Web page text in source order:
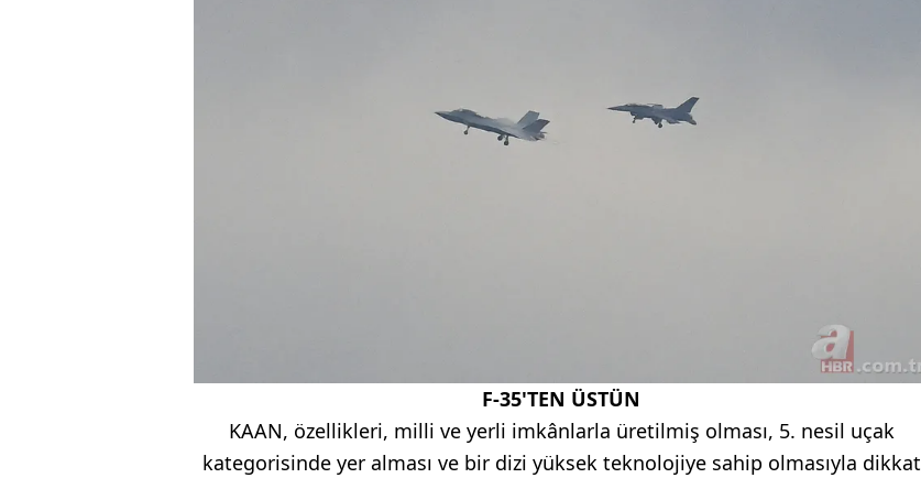
F-35'TEN ÜSTÜN
KAAN, özellikleri, milli ve yerli imkânlarla üretilmiş olması, 5. nesil uçak
kategorisinde yer alması ve bir dizi yüksek teknolojiye sahip olmasıyla dikkat